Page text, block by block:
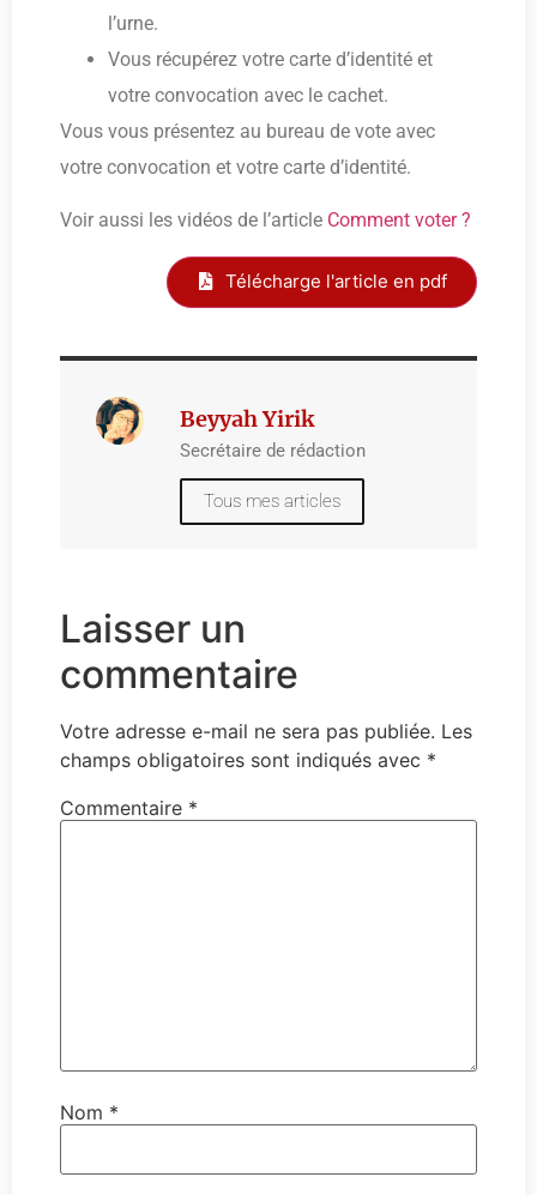
l’urne.
Vous récupérez votre carte d’identité et
votre convocation avec le cachet.
Vous vous présentez au bureau de vote avec
votre convocation et votre carte d’identité.
Voir aussi les vidéos de l’article Comment voter ?
Télécharge l'article en pdf
Beyyah Yirik
Secrétaire de rédaction
Tous mes articles
Laisser un
commentaire
Votre adresse e-mail ne sera pas publiée. Les
champs obligatoires sont indiqués avec *
Commentaire *
Nom *